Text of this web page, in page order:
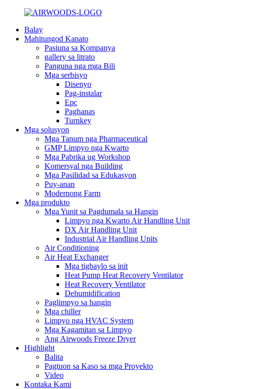
Balay
Mahitungod Kanato
Pasiuna sa Kompanya
gallery sa litrato
Panguna nga mga Bili
Mga serbisyo
Disenyo
Pag-instalar
Epc
Paghanas
Turnkey
Mga solusyon
Mga Tanum nga Pharmaceutical
GMP Limpyo nga Kwarto
Mga Pabrika ug Workshop
Komersyal nga Building
Mga Pasilidad sa Edukasyon
Puy-anan
Modernong Farm
Mga produkto
Mga Yunit sa Pagdumala sa Hangin
Limpyo nga Kwarto Air Handling Unit
DX Air Handling Unit
Industrial Air Handling Units
Air Conditioning
Air Heat Exchanger
Mga tigbaylo sa init
Heat Pump Heat Recovery Ventilator
Heat Recovery Ventilator
Dehumidification
Paglimpyo sa hangin
Mga chiller
Limpyo nga HVAC System
Mga Kagamitan sa Limpyo
Ang Airwoods Freeze Dryer
Highlight
Balita
Pagtuon sa Kaso sa mga Proyekto
Video
Kontaka Kami